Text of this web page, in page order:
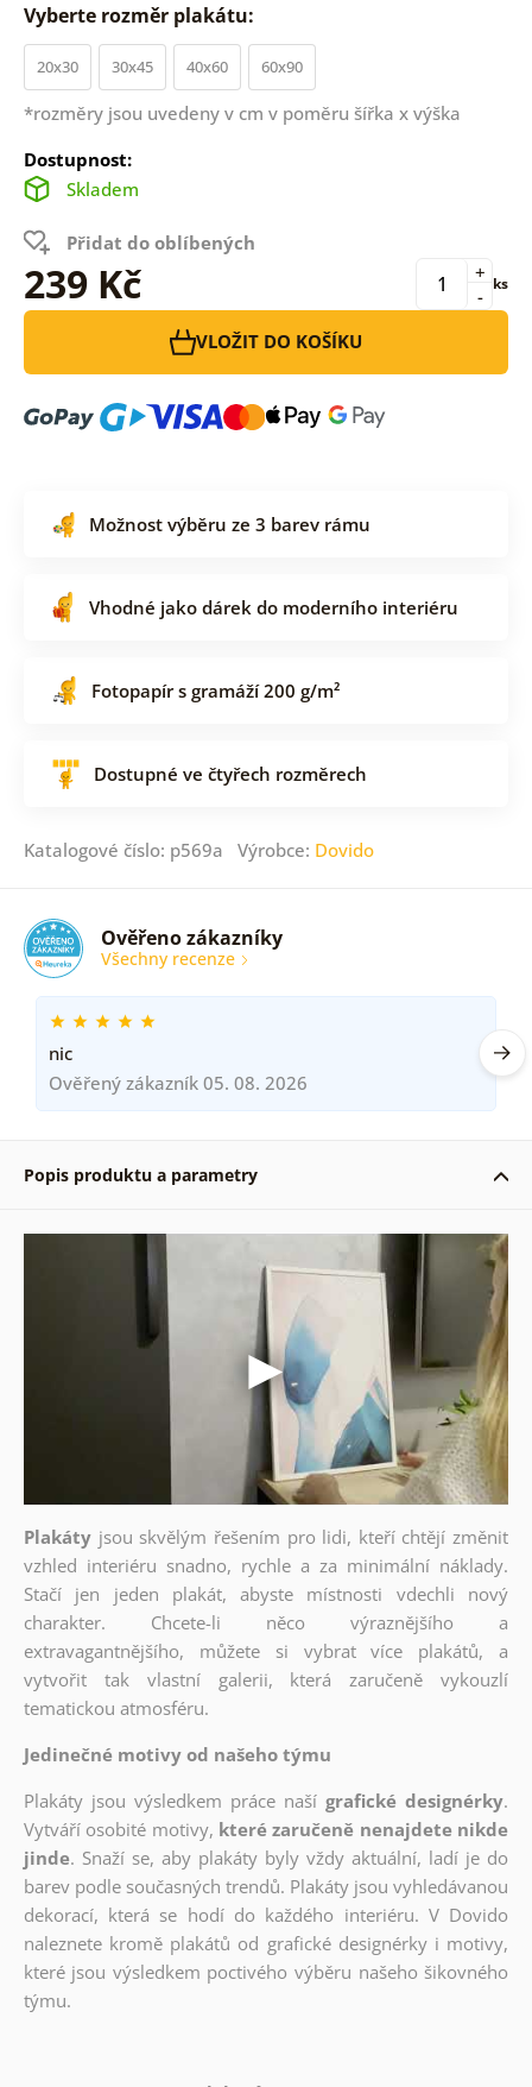
Vyberte rozměr plakátu:
20x30 30x45 40x60 60x90
*rozměry jsou uvedeny v cm v poměru šířka x výška
Dostupnost:
Skladem
Přidat do oblíbených
239 Kč -
+ ks
VLOŽIT DO KOŠÍKU
Možnost výběru ze 3 barev rámu
Vhodné jako dárek do moderního interiéru
Fotopapír s gramáží 200 g/m²
Dostupné ve čtyřech rozměrech
Katalogové číslo: p569a Výrobce: Dovido
Ověřeno zákazníky
Všechny recenze
nic
Ověřený zákazník 05. 08. 2026
Popis produktu a parametry
Plakáty jsou skvělým řešením pro lidi, kteří chtějí změnit
vzhled interiéru snadno, rychle a za minimální náklady.
Stačí jen jeden plakát, abyste místnosti vdechli nový
charakter. Chcete-li něco výraznějšího a
extravagantnějšího, můžete si vybrat více plakátů, a
vytvořit tak vlastní galerii, která zaručeně vykouzlí
tematickou atmosféru.
Jedinečné motivy od našeho týmu
Plakáty jsou výsledkem práce naší grafické designérky.
Vytváří osobité motivy, které zaručeně nenajdete nikde
jinde. Snaží se, aby plakáty byly vždy aktuální, ladí je do
barev podle současných trendů. Plakáty jsou vyhledávanou
dekorací, která se hodí do každého interiéru. V Dovido
naleznete kromě plakátů od grafické designérky i motivy,
které jsou výsledkem poctivého výběru našeho šikovného
týmu.